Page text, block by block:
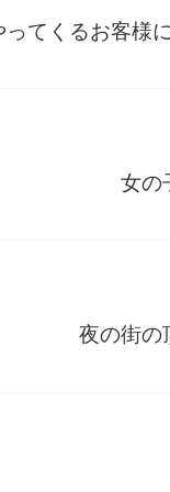
ってくるお客様
女の
夜の街の